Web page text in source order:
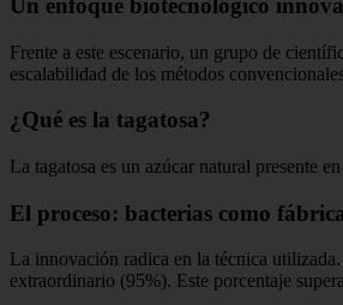
Un enfoque biotecnológico
Frente a este escenario, un grupo de
escalabilidad de los métodos
¿Qué es la tagatosa?
La tagatosa es un azúcar natural presente
El proceso: bacterias como
La innovación radica en la técnica
extraordinario (95%). Este porcentaje